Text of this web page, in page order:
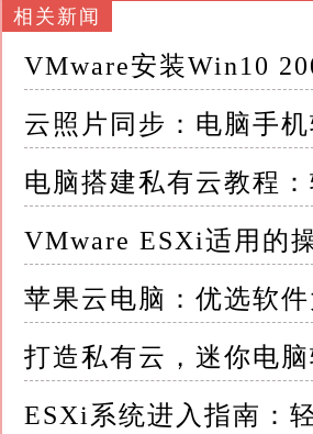
这种无缝衔接的体验，不仅
二、海量存储，告别空间烦
空间越来越大
许多人在面对手机或电脑存
然而，云照片软件提供了海
大多数云照片服务都提供免
这意味着，你可以随心所欲
更重要的是，这些照片都保
相关新闻
VMware安装Win10
云照片同步：电脑手
电脑搭建私有云教程
VMware ESXi适用的
苹果云电脑：优选软
打造私有云，迷你电
ESXi系统进入指南：